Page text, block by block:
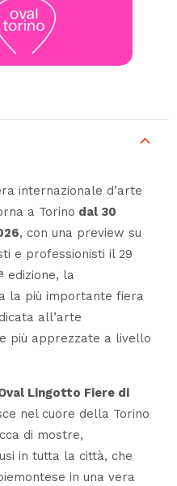
internazionale d’arte
a Torino dal 30
, con una preview su
e professionisti il 29
edizione, la
la più importante fiera
all’arte
più apprezzate a livello
Lingotto Fiere di
nel cuore della Torino
di mostre,
in tutta la città, che
in una vera